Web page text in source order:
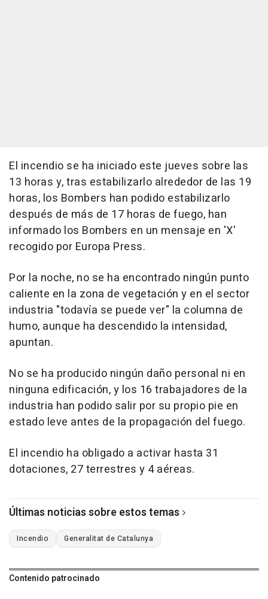
El incendio se ha iniciado este jueves sobre las
13 horas y, tras estabilizarlo alrededor de las 19
horas, los Bombers han podido estabilizarlo
después de más de 17 horas de fuego, han
informado los Bombers en un mensaje en 'X'
recogido por Europa Press.
Por la noche, no se ha encontrado ningún punto
caliente en la zona de vegetación y en el sector
industria "todavía se puede ver" la columna de
humo, aunque ha descendido la intensidad,
apuntan.
No se ha producido ningún daño personal ni en
ninguna edificación, y los 16 trabajadores de la
industria han podido salir por su propio pie en
estado leve antes de la propagación del fuego.
El incendio ha obligado a activar hasta 31
dotaciones, 27 terrestres y 4 aéreas.
Últimas noticias sobre estos temas
Incendio Generalitat de Catalunya
Contenido patrocinado